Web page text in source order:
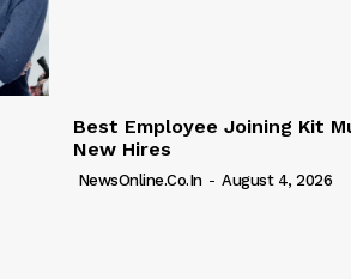
Best Employee Joining Kit
New Hires
NewsOnline.co.in - August 4, 2026